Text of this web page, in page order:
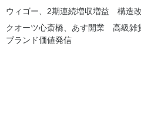
ウィゴー、2期連続増収増益 構造
クオーツ心斎橋、あす開業 高級
ブランド価値発信